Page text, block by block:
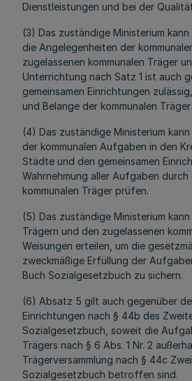
Dienstleistungen und bei der
(3) Das zuständige Ministerium
die Angelegenheiten der
zugelassenen kommunalen Träger
Unterrichtung nach Satz 1 ist auch
gemeinsamen Einrichtungen
und Belange der kommunalen
(4) Das zuständige Ministerium
der kommunalen Aufgaben in den
Städte und den gemeinsamen
Wahrnehmung aller Aufgaben durch
kommunalen Träger prüfen.
(5) Das zuständige Ministerium kann
Trägern und den zugelassenen
Weisungen erteilen, um die
zweckmäßige Erfüllung der
Buch Sozialgesetzbuch zu sichern.
(6) Absatz 5 gilt auch gegenüber
Einrichtungen nach § 44b des
Sozialgesetzbuch, soweit die
Trägers nach § 6 Abs. 1 Nr. 2
Trägerversammlung nach § 44c
Sozialgesetzbuch betroffen sind.